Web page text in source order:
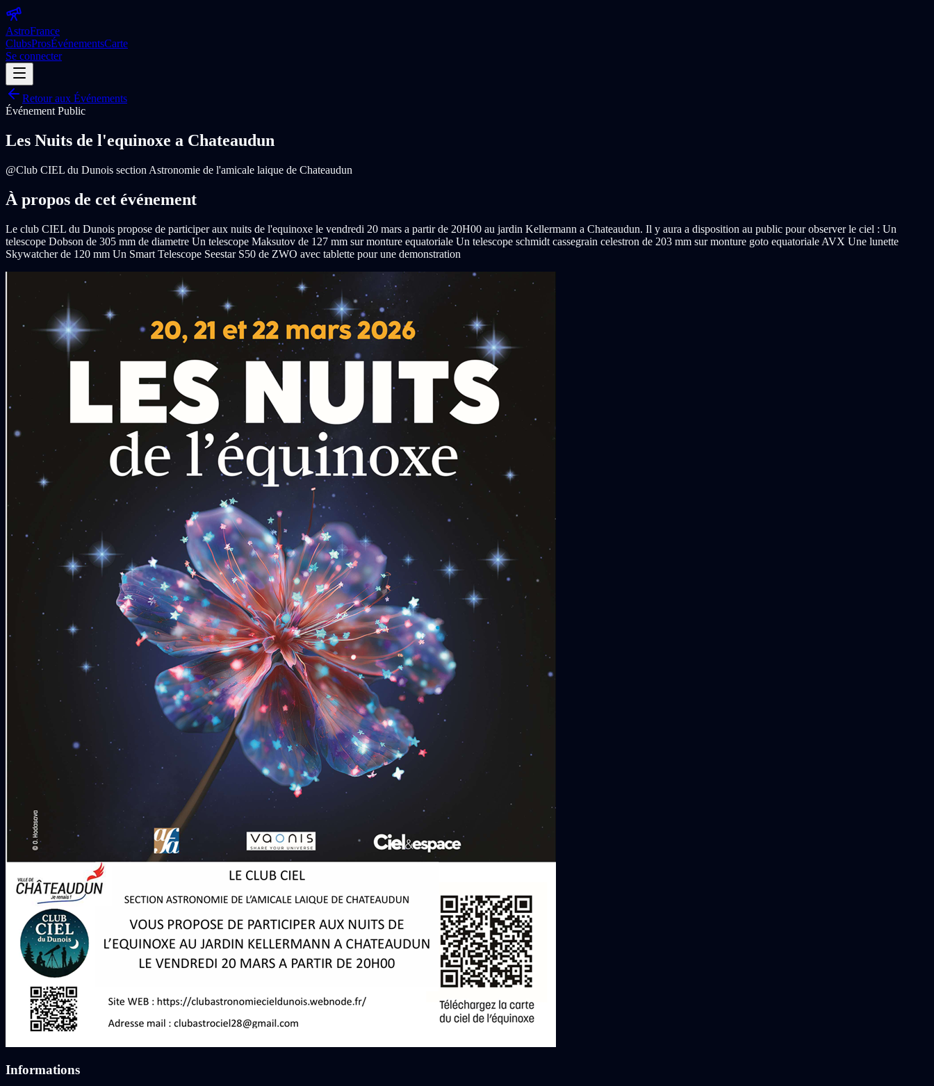
AstroFrance
ClubsProsÉvénementsCarte
Se connecter
Retour aux Événements
Événement Public
Les Nuits de l'equinoxe a Chateaudun
@Club CIEL du Dunois section Astronomie de l'amicale laique de Chateaudun
À propos de cet événement
Le club CIEL du Dunois propose de participer aux nuits de l'equinoxe le vendredi 20 mars a partir de 20H00 au jardin Kellermann a Chateaudun. Il y aura a disposition au public pour observer le ciel : Un
telescope Dobson de 305 mm de diametre Un telescope Maksutov de 127 mm sur monture equatoriale Un telescope schmidt cassegrain celestron de 203 mm sur monture goto equatoriale AVX Une lunette
Skywatcher de 120 mm Un Smart Telescope Seestar S50 de ZWO avec tablette pour une demonstration
Informations